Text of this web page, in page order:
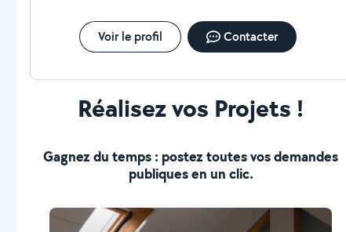
Voir le profil Contacter
Réalisez vos Projets !
Gagnez du temps : postez toutes vos demandes
publiques en un clic.